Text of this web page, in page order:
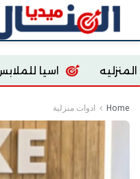
اسيا للملابس والمفروشات
Home ادوات منزلية